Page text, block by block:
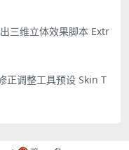
三维立体效果脚本 Extr
正调整工具预设 Skin T